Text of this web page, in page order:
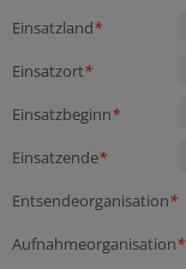
Einsatzland*
Einsatzort*
Einsatzbeginn*
Einsatzende*
Entsendeorganisation*
Aufnahmeorganisation*